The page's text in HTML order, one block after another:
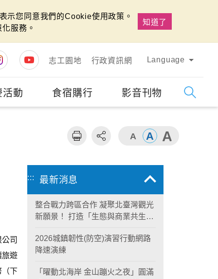
示您同意我們的Cookie使用政策。
服務。
知道了
志工園地 行政資訊網 Language
活動 食宿購行 影音刊物
司
旅遊
（下
::: 最新消息
整合戰力跨區合作 凝聚北臺灣觀光
新願景！ 打造「生態與商業共生」
2026城鎮韌性(防空)演習行動網路
降速演練
「曜動北海岸 金山蹦火之夜」圓滿